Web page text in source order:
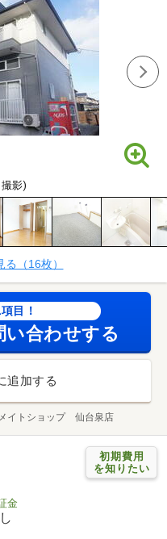
影)
（16枚）
目！
い合わせする
追加する
メイトショップ 仙台泉店
初期費用
を知りたい
金